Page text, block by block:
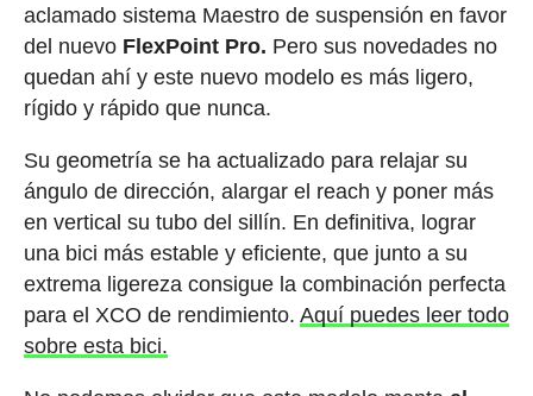
aclamado sistema Maestro de suspensión en favor
del nuevo FlexPoint Pro. Pero sus novedades no
quedan ahí y este nuevo modelo es más ligero,
rígido y rápido que nunca.
Su geometría se ha actualizado para relajar su
ángulo de dirección, alargar el reach y poner más
en vertical su tubo del sillín. En definitiva, lograr
una bici más estable y eficiente, que junto a su
extrema ligereza consigue la combinación perfecta
para el XCO de rendimiento. Aquí puedes leer todo
sobre esta bici.